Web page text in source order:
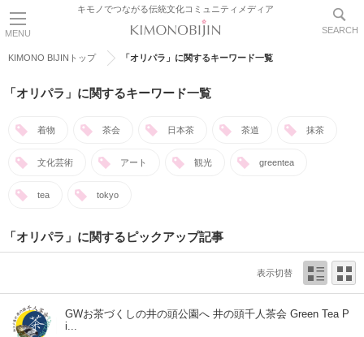
KIMONO BIJINトップ 「オリパラ」に関するキーワード一覧
「オリパラ」に関するキーワード一覧
着物 茶会 日本茶 茶道 抹茶
文化芸術 アート 観光 greentea
tea tokyo
「オリパラ」に関するピックアップ記事
表示切替
GWお茶づくしの井の頭公園へ 井の頭千人茶会 Green Tea P
i...
MENU
キモノでつながる伝統文化コミュニティメディア
SEARCH